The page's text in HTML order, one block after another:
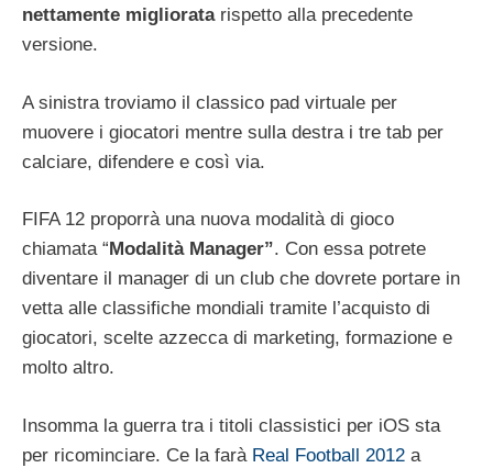
nettamente miglioratarispetto alla precedente
versione.
A sinistra troviamo il classico pad virtuale per
muovere i giocatori mentre sulla destra i tre tab per
calciare, difendere e così via.
FIFA 12 proporrà una nuova modalità di gioco
chiamata “ Modalità Manager”. Con essa potrete
diventare il manager di un club che dovrete portare in
vetta alle classifiche mondiali tramite l’acquisto di
giocatori, scelte azzecca di marketing, formazione e
molto altro.
Insomma la guerra tra i titoli classistici per iOS sta
per ricominciare. Ce la farà Real Football 2012 a